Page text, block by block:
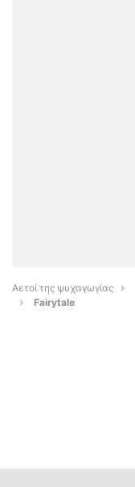
Αετοί της ψυχαγωγίας
Fairytale